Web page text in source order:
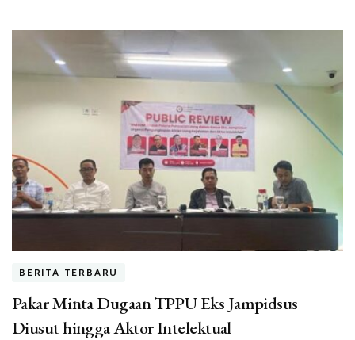
BERITA TERBARU
Pakar Minta Dugaan TPPU Eks Jampidsus
Diusut hingga Aktor Intelektual